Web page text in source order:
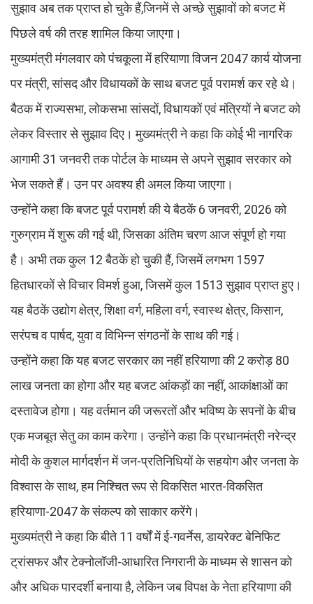
सुझाव अब तक प्राप्त हो चुके हैं,जिनमें से अच्छे सुझावों को बजट में
पिछले वर्ष की तरह शामिल किया जाएगा।
मुख्यमंत्री मंगलवार को पंचकूला में हरियाणा विजन 2047 कार्य योजना
पर मंत्री, सांसद और विधायकों के साथ बजट पूर्व परामर्श कर रहे थे।
बैठक में राज्यसभा, लोकसभा सांसदों, विधायकों एवं मंत्रियों ने बजट को
लेकर विस्तार से सुझाव दिए। मुख्यमंत्री ने कहा कि कोई भी नागरिक
आगामी 31 जनवरी तक पोर्टल के माध्यम से अपने सुझाव सरकार को
भेज सकते हैं। उन पर अवश्य ही अमल किया जाएगा।
उन्होंने कहा कि बजट पूर्व परामर्श की ये बैठकें 6 जनवरी, 2026 को
गुरुग्राम में शुरू की गई थी, जिसका अंतिम चरण आज संपूर्ण हो गया
है। अभी तक कुल 12 बैठकें हो चुकी हैं, जिसमें लगभग 1597
हितधारकों से विचार विमर्श हुआ, जिसमें कुल 1513 सुझाव प्राप्त हुए।
यह बैठकें उद्योग क्षेत्र, शिक्षा वर्ग, महिला वर्ग, स्वास्थ क्षेत्र, किसान,
सरंपच व पार्षद, युवा व विभिन्न संगठनों के साथ की गई।
उन्होंने कहा कि यह बजट सरकार का नहीं हरियाणा की 2 करोड़ 80
लाख जनता का होगा और यह बजट आंकड़ों का नहीं, आकांक्षाओं का
दस्तावेज होगा। यह वर्तमान की जरूरतों और भविष्य के सपनों के बीच
एक मजबूत सेतु का काम करेगा। उन्होंने कहा कि प्रधानमंत्री नरेन्द्र
मोदी के कुशल मार्गदर्शन में जन-प्रतिनिधियों के सहयोग और जनता के
विश्वास के साथ, हम निश्चित रूप से विकसित भारत-विकसित
हरियाणा-2047 के संकल्प को साकार करेंगे।
मुख्यमंत्री ने कहा कि बीते 11 वर्षों में ई-गवर्नेस, डायरेक्ट बेनिफिट
ट्रांसफर और टेक्नोलॉजी-आधारित निगरानी के माध्यम से शासन को
और अधिक पारदर्शी बनाया है, लेकिन जब विपक्ष के नेता हरियाणा की